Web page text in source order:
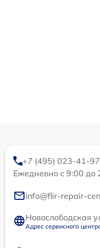
+7 (495) 023-41-97
Ежедневно с 9:00 до
info@flir-repair-
Новослободская
Адрес сервисного